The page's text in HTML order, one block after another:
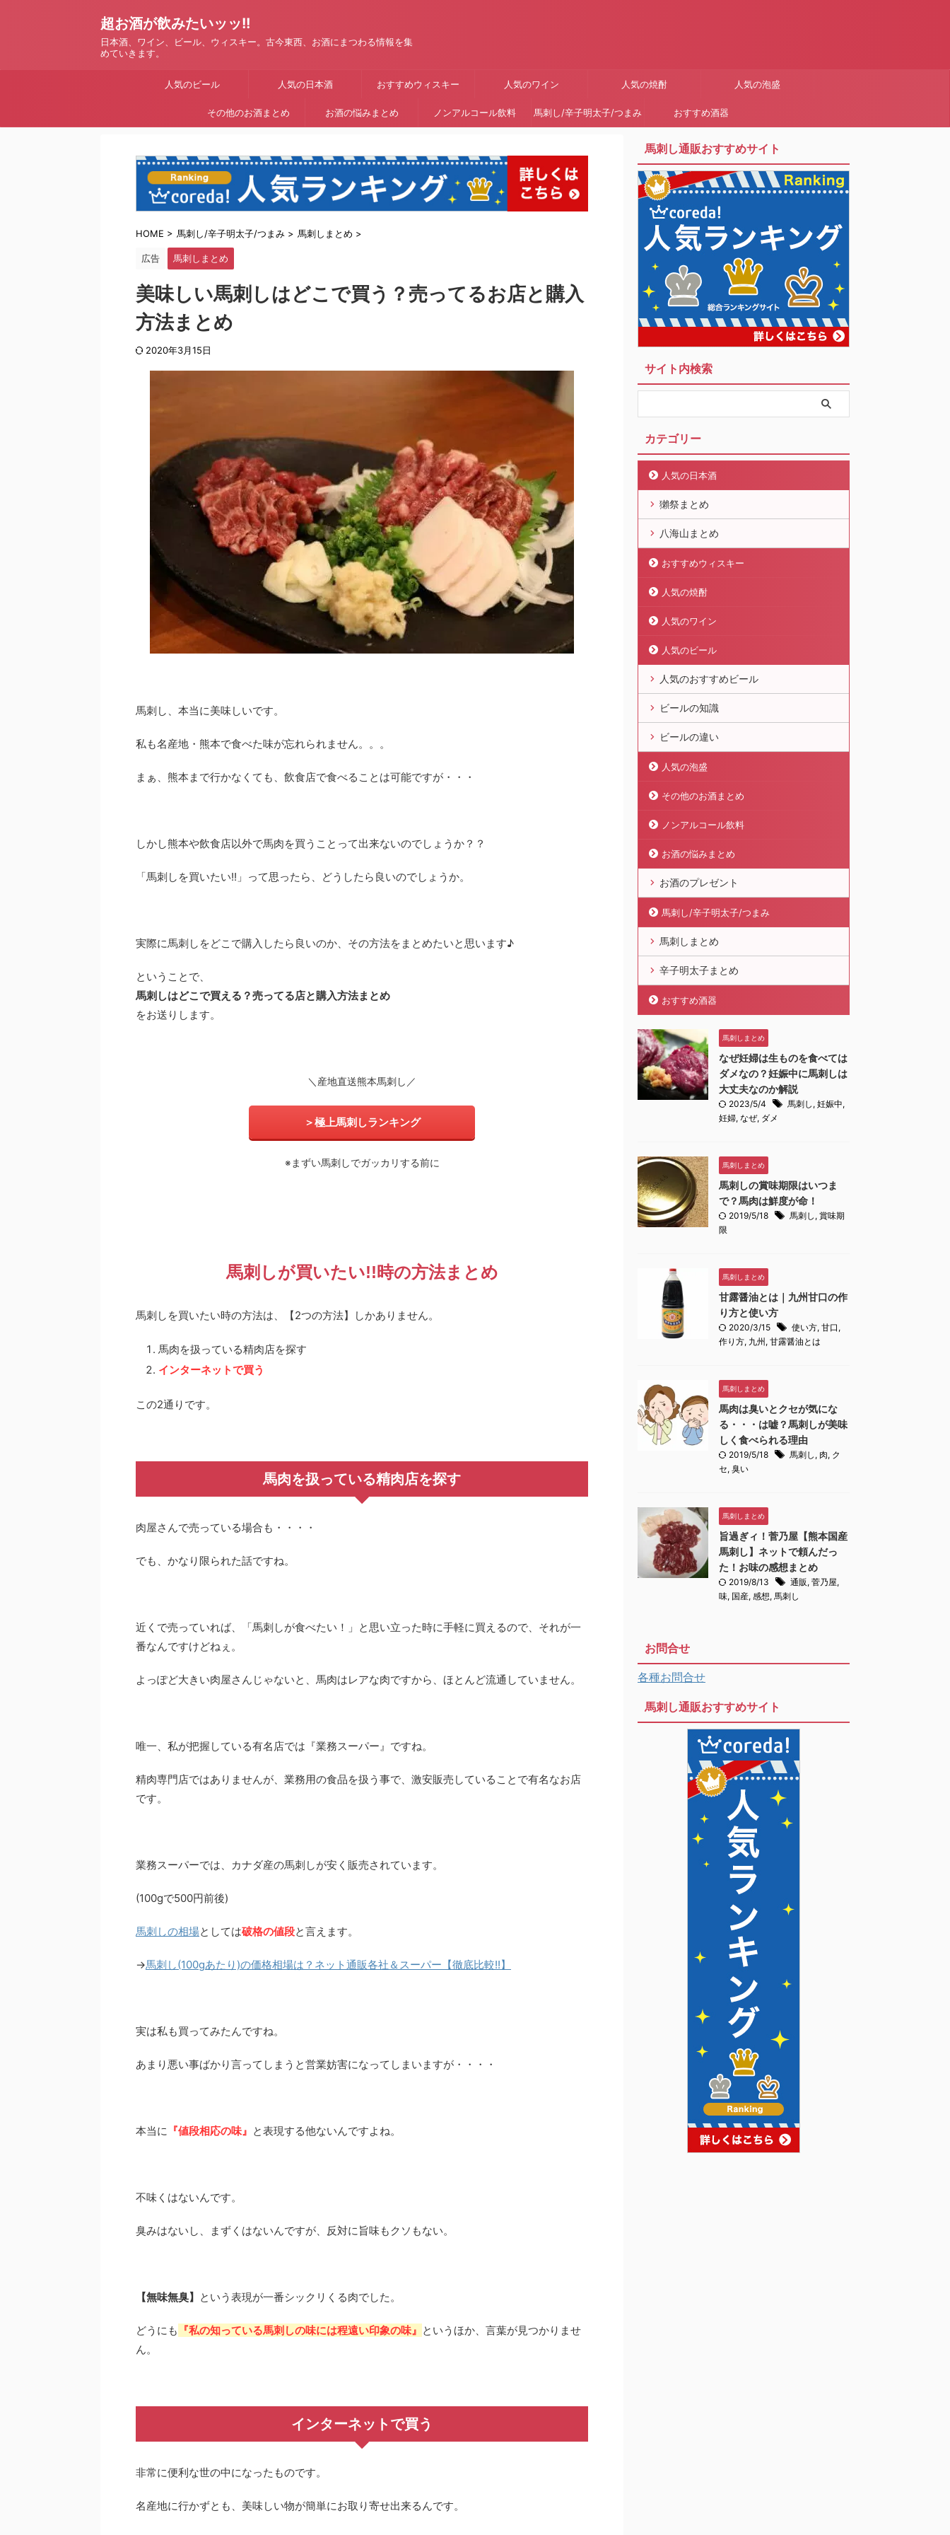
超お酒が飲みたいッッ!!
日本酒、ワイン、ビール、ウィスキー。古今東西、お酒にまつわる情報を集
めていきます。
人気のビール 人気の日本酒 おすすめウィスキー 人気のワイン 人気の焼酎 人気の泡盛
その他のお酒まとめ お酒の悩みまとめ ノンアルコール飲料 馬刺し/辛子明太子/つまみ おすすめ酒器
HOME > 馬刺し/辛子明太子/つまみ > 馬刺しまとめ >
広告 馬刺しまとめ
美味しい馬刺しはどこで買う？売ってるお店と購入
方法まとめ
2020年3月15日
馬刺し、本当に美味しいです。
私も名産地・熊本で食べた味が忘れられません。。。
まぁ、熊本まで行かなくても、飲食店で食べることは可能ですが・・・
しかし熊本や飲食店以外で馬肉を買うことって出来ないのでしょうか？？
「馬刺しを買いたい!!」って思ったら、どうしたら良いのでしょうか。
実際に馬刺しをどこで購入したら良いのか、その方法をまとめたいと思います♪
ということで、
馬刺しはどこで買える？売ってる店と購入方法まとめ
をお送りします。
＼産地直送熊本馬刺し／
＞極上馬刺しランキング
※まずい馬刺しでガッカリする前に
馬刺しが買いたい!!時の方法まとめ
馬刺しを買いたい時の方法は、【2つの方法】しかありません。
馬肉を扱っている精肉店を探す
インターネットで買う
この2通りです。
馬肉を扱っている精肉店を探す
肉屋さんで売っている場合も・・・・
でも、かなり限られた話ですね。
近くで売っていれば、「馬刺しが食べたい！」と思い立った時に手軽に買えるので、それが一
番なんですけどねぇ。
よっぽど大きい肉屋さんじゃないと、馬肉はレアな肉ですから、ほとんど流通していません。
唯一、私が把握している有名店では『業務スーパー』ですね。
精肉専門店ではありませんが、業務用の食品を扱う事で、激安販売していることで有名なお店
です。
業務スーパーでは、カナダ産の馬刺しが安く販売されています。
(100gで500円前後)
馬刺しの相場としては破格の値段と言えます。
→馬刺し(100gあたり)の価格相場は？ネット通販各社＆スーパー【徹底比較!!】
実は私も買ってみたんですね。
あまり悪い事ばかり言ってしまうと営業妨害になってしまいますが・・・・
本当に 『値段相応の味』 と表現する他ないんですよね。
不味くはないんです。
臭みはないし、まずくはないんですが、反対に旨味もクソもない。
【無味無臭】 という表現が一番シックリくる肉でした。
どうにも 『私の知っている馬刺しの味には程遠い印象の味』 というほか、言葉が見つかりませ
ん。
インターネットで買う
非常に便利な世の中になったものです。
名産地に行かずとも、美味しい物が簡単にお取り寄せ出来るんです。
馬刺し通販おすすめサイト
サイト内検索
カテゴリー
人気の日本酒
獺祭まとめ
八海山まとめ
おすすめウィスキー
人気の焼酎
人気のワイン
人気のビール
人気のおすすめビール
ビールの知識
ビールの違い
人気の泡盛
その他のお酒まとめ
ノンアルコール飲料
お酒の悩みまとめ
お酒のプレゼント
馬刺し/辛子明太子/つまみ
馬刺しまとめ
辛子明太子まとめ
おすすめ酒器
馬刺しまとめ
なぜ妊婦は生ものを食べては
ダメなの？妊娠中に馬刺しは
大丈夫なのか解説
2023/5/4 馬刺し , 妊娠中,
妊婦, なぜ, ダメ
馬刺しまとめ
馬刺しの賞味期限はいつま
で？馬肉は鮮度が命！
2019/5/18 馬刺し , 賞味期
限
馬刺しまとめ
甘露醤油とは｜九州甘口の作
り方と使い方
2020/3/15 使い方, 甘口 ,
作り方, 九州 , 甘露醤油とは
馬刺しまとめ
馬肉は臭いとクセが気にな
る・・・は嘘？馬刺しが美味
しく食べられる理由
2019/5/18 馬刺し , 肉, ク
セ, 臭い
馬刺しまとめ
旨過ぎィ！菅乃屋【熊本国産
馬刺し】ネットで頼んだっ
た！お味の感想まとめ
2019/8/13 通販, 菅乃屋,
味, 国産, 感想, 馬刺し
お問合せ
各種お問合せ
馬刺し通販おすすめサイト